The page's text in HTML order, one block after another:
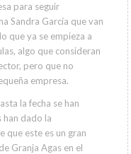
para seguir
Sandra García que van
que ya se empieza a
algo que consideran
pero que no
empresa.
la fecha se han
han dado la
que este es un gran
Granja Agas en el